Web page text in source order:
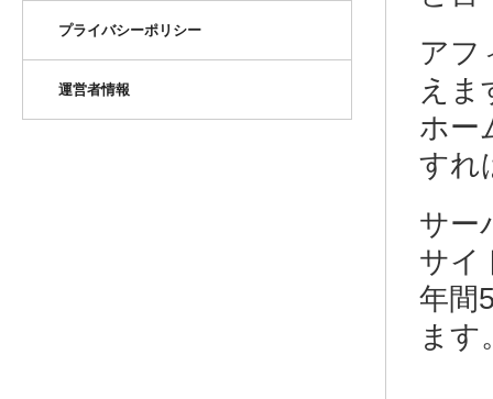
アフ
えま
ホー
すれ
サー
サイ
年間
ます
プライバシーポリシー
運営者情報